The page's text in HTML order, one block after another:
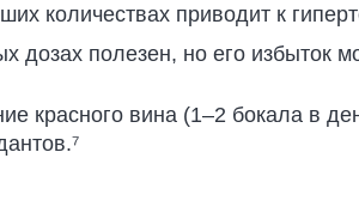
количествах приводит к
дозах полезен, но его избыток
красного вина (1–2 бокала в